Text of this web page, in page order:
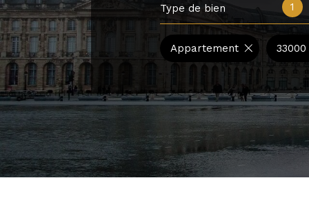
Type de bien 1
Appartement